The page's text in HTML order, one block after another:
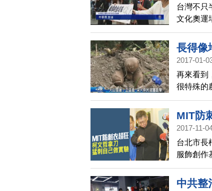
遊行及臨
點前拆除
台灣不只
文化奧運
現軟實力
長得像
2017-01-
再來看到
很特殊的
現在正是
MIT防
2017-11-
台北市長
服飾創作
把刀都刺
中共整